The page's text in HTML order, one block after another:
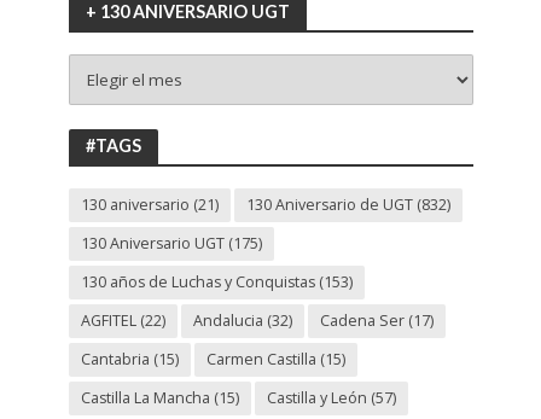
+ 130 ANIVERSARIO UGT
130
ANIVERSARIO
UGT
#TAGS
130 aniversario (21) 130 Aniversario de UGT(832)
130 Aniversario UGT(175)
130 años de Luchas y Conquistas(153)
AGFITEL(22) Andalucia (32) Cadena Ser(17)
Cantabria (15) Carmen Castilla (15)
Castilla La Mancha (15) Castilla y León (57)